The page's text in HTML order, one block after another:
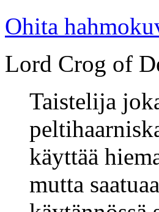
Ohita
Lord Crog of
Taistelija
käyttää
mutta